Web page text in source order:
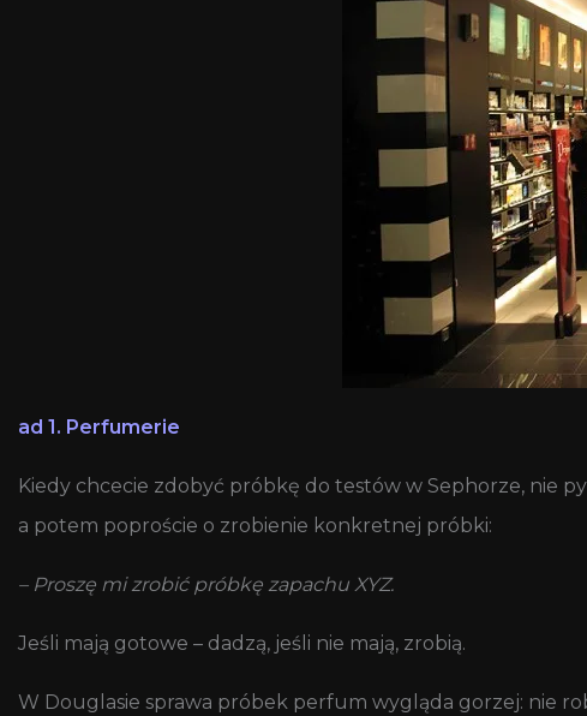
ad 1. Perfumerie
Kiedy chcecie zdobyć próbkę do testów w Sephorze, nie
a potem poproście o zrobienie konkretnej próbki:
– Proszę mi zrobić próbkę zapachu XYZ.
Jeśli mają gotowe – dadzą, jeśli nie mają, zrobią.
W Douglasie sprawa próbek perfum wygląda gorzej: nie